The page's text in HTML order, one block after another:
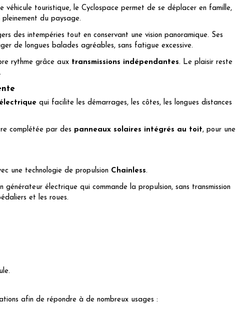
véhicule touristique, le Cyclospace permet de se déplacer en famille,
du paysage.
des intempéries tout en conservant une vision panoramique. Ses
de longues balades agréables, sans fatigue excessive.
rythme grâce aux transmissions indépendantes. Le plaisir reste
qui facilite les démarrages, les côtes, les longues distances
complétée par des panneaux solaires intégrés au toit, pour une
une technologie de propulsion Chainless.
électrique qui commande la propulsion, sans transmission
et les roues.
afin de répondre à de nombreux usages :